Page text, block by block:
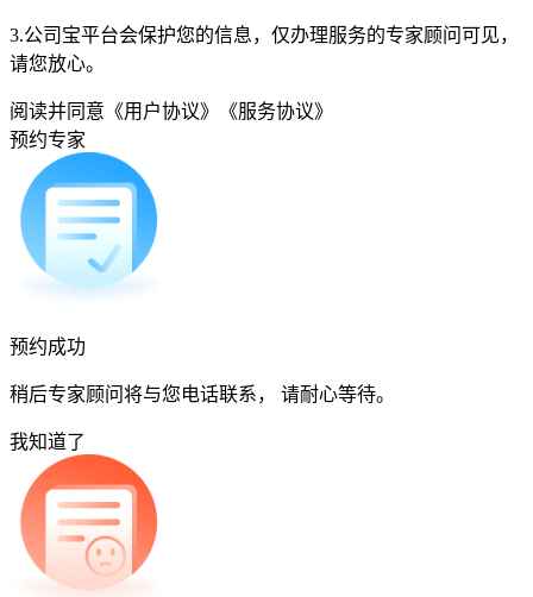
3.公司宝平台会保护您的信息，仅办理服务的专家顾问可见，
请您放心。
阅读并同意 《用户协议》
《服务协议》
预约专家
预约成功
稍后专家顾问将与您电话联系， 请耐心等待。
我知道了